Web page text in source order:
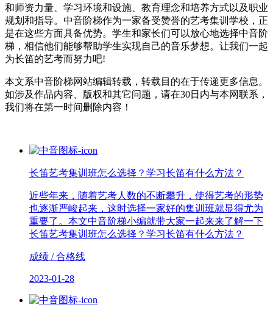
和师资力量、学习环境和设施、教育理念和培养方式以及职业
规划和指导。中音阶梯作为一家备受赞誉的艺考集训学校，正
是在这些方面具备优势。学生和家长们可以放心地选择中音阶
梯，相信他们能够帮助学生实现自己的音乐梦想。让我们一起
为长笛的艺考而努力吧!
本文系中音阶梯网站编辑转载，转载目的在于传递更多信息。
如涉及作品内容、版权和其它问题，请在30日内与本网联系，
我们将在第一时间删除内容！
长笛艺考集训班怎么选择？学习长笛有什么方法？
近些年来，随着艺考人数的不断攀升，使得艺考的形势
也逐渐严峻起来，这时选择一家好的集训班就显得尤为
重要了。本文中音阶梯小编就带大家一起来来了解一下
长笛艺考集训班怎么选择？学习长笛有什么方法？
成绩 / 合格线
2023-01-28